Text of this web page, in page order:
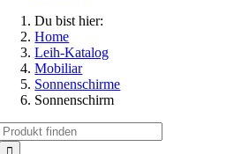
Du bist hier:
Home
Leih-Katalog
Mobiliar
Sonnenschirme
Sonnenschirm